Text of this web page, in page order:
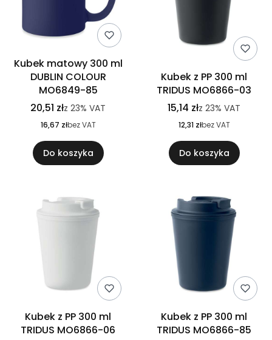
Kubek matowy 300 ml
DUBLIN COLOUR
MO6849-85
20,51 złz 23% VAT
16,67 złbez VAT
Do koszyka
Kubek z PP 300 ml
TRIDUS MO6866-03
15,14 złz 23% VAT
12,31 złbez VAT
Do koszyka
Kubek z PP 300 ml
TRIDUS MO6866-06
Kubek z PP 300 ml
TRIDUS MO6866-85